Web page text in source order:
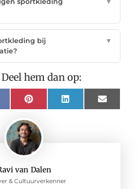
van Dalen
& Cultuurverkenner
bij
▼
hem dan op:
Pinterest LinkedIn Email